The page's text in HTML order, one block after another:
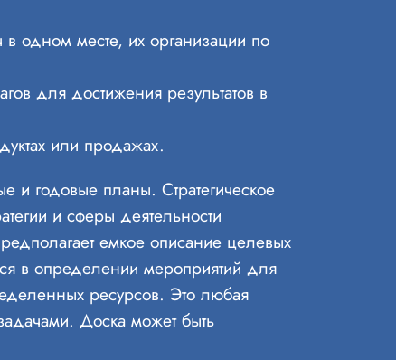
в одном месте, их организации по
для достижения результатов в
или продажах.
и годовые планы. Стратегическое
и сферы деятельности
емкое описание целевых
в определении мероприятий для
ресурсов. Это любая
Доска может быть